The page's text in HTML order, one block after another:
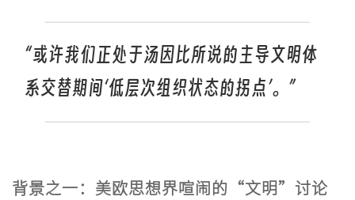
“或许我们正处于汤因比所说的主导文明体
系交替期间‘低层次组织状态的拐点’。”
背景之一：美欧思想界喧闹的“文明”讨论